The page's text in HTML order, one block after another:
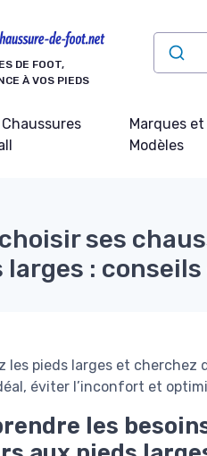
DE FOOT,
À VOS PIEDS
Marques et
Modèles
ses
larges :
les pieds larges et
éviter l’inconfort et
les